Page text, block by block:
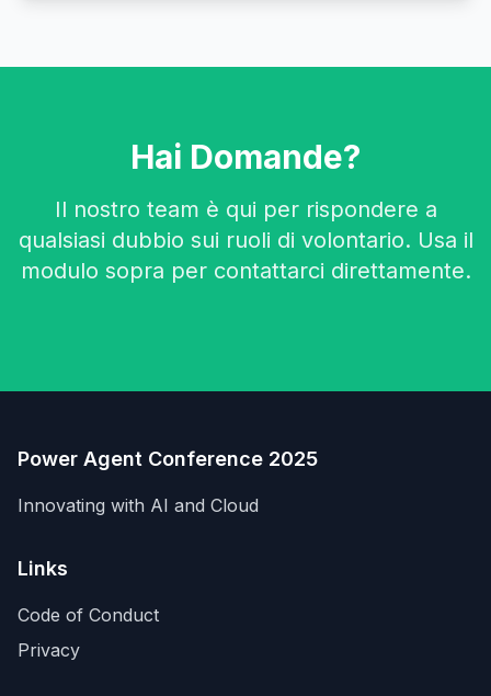
Hai Domande?
Il nostro team è qui per rispondere a
qualsiasi dubbio sui ruoli di volontario. Usa il
modulo sopra per contattarci direttamente.
Power Agent Conference 2025
Innovating with AI and Cloud
Links
Code of Conduct
Privacy